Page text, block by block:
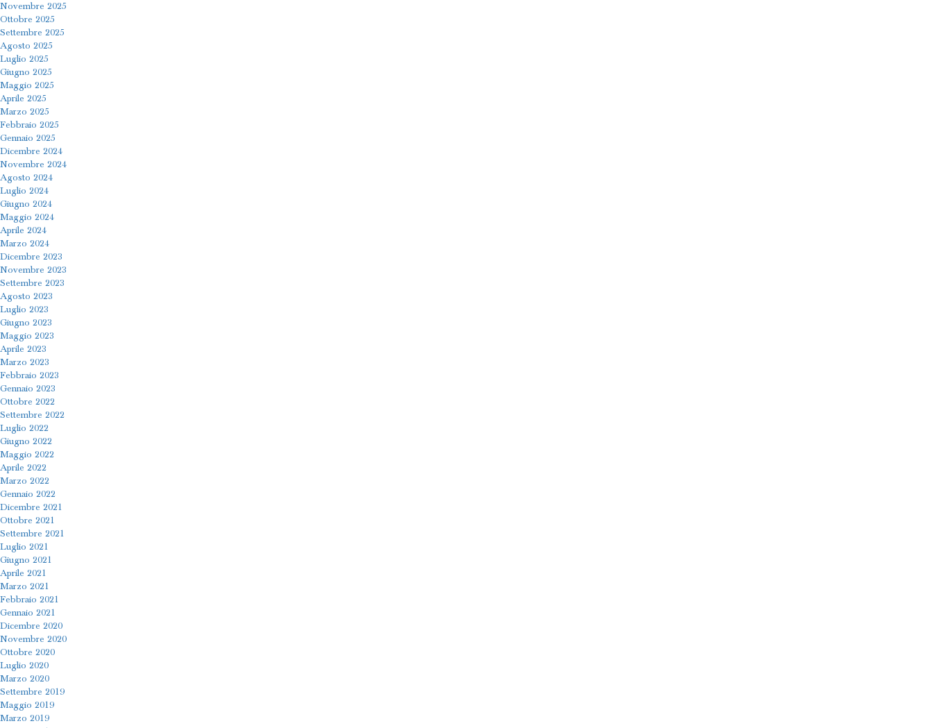
Novembre 2025
Ottobre 2025
Settembre 2025
Agosto 2025
Luglio 2025
Giugno 2025
Maggio 2025
Aprile 2025
Marzo 2025
Febbraio 2025
Gennaio 2025
Dicembre 2024
Novembre 2024
Agosto 2024
Luglio 2024
Giugno 2024
Maggio 2024
Aprile 2024
Marzo 2024
Dicembre 2023
Novembre 2023
Settembre 2023
Agosto 2023
Luglio 2023
Giugno 2023
Maggio 2023
Aprile 2023
Marzo 2023
Febbraio 2023
Gennaio 2023
Ottobre 2022
Settembre 2022
Luglio 2022
Giugno 2022
Maggio 2022
Aprile 2022
Marzo 2022
Gennaio 2022
Dicembre 2021
Ottobre 2021
Settembre 2021
Luglio 2021
Giugno 2021
Aprile 2021
Marzo 2021
Febbraio 2021
Gennaio 2021
Dicembre 2020
Novembre 2020
Ottobre 2020
Luglio 2020
Marzo 2020
Settembre 2019
Maggio 2019
Marzo 2019